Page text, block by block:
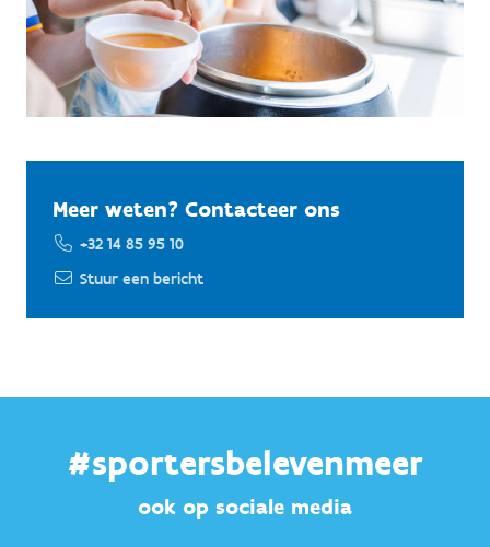
Meer weten? Contacteer ons
+32 14 85 95 10
Stuur een bericht
#sportersbelevenmeer
ook op sociale media